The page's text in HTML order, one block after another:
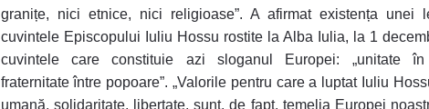
granițe, nici etnice, nici religioase”. A afirmat existența unei
cuvintele Episcopului Iuliu Hossu rostite la Alba Iulia, la 1
cuvintele care constituie azi sloganul Europei: „unitate în
fraternitate între popoare”. „Valorile pentru care a luptat Iuliu
umană, solidaritate, libertate, sunt, de fapt, temelia Europei